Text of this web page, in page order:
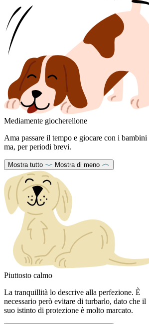
Mediamente giocherellone
Ama passare il tempo e giocare con i bambini
ma, per periodi brevi.
Mostra tutto Mostra di meno
Piuttosto calmo
La tranquillità lo descrive alla perfezione. È
necessario però evitare di turbarlo, dato che il
suo istinto di protezione è molto marcato.